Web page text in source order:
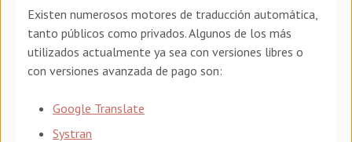
Existen numerosos motores de traducción automática,
tanto públicos como privados. Algunos de los más
utilizados actualmente ya sea con versiones libres o
con versiones avanzada de pago son:
Google Translate
Systran